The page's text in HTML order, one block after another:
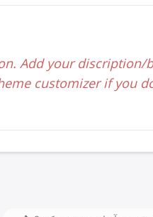
Add your discription/
customizer if you